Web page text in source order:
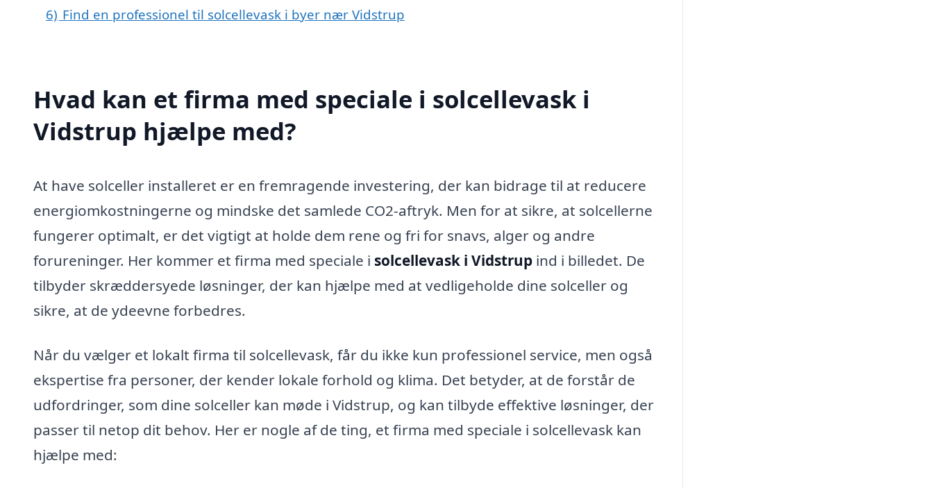
6) Find en professionel til solcellevask i byer nær Vidstrup
Hvad kan et firma med speciale i solcellevask i
Vidstrup hjælpe med?
At have solceller installeret er en fremragende investering, der kan bidrage til at reducere
energiomkostningerne og mindske det samlede CO2-aftryk. Men for at sikre, at solcellerne
fungerer optimalt, er det vigtigt at holde dem rene og fri for snavs, alger og andre
forureninger. Her kommer et firma med speciale i solcellevask i Vidstrup ind i billedet. De
tilbyder skræddersyede løsninger, der kan hjælpe med at vedligeholde dine solceller og
sikre, at de ydeevne forbedres.
Når du vælger et lokalt firma til solcellevask, får du ikke kun professionel service, men også
ekspertise fra personer, der kender lokale forhold og klima. Det betyder, at de forstår de
udfordringer, som dine solceller kan møde i Vidstrup, og kan tilbyde effektive løsninger, der
passer til netop dit behov. Her er nogle af de ting, et firma med speciale i solcellevask kan
hjælpe med: